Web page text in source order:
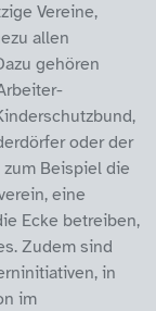
Vereine,
allen
gehören
oder der
zum Beispiel die
eine
Ecke betreiben,
Zudem sind
in
im